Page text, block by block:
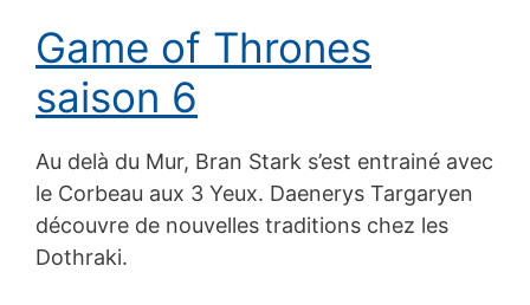
Game of Thrones
saison 6
Au delà du Mur, Bran Stark s’est entrainé avec
le Corbeau aux 3 Yeux. Daenerys Targaryen
découvre de nouvelles traditions chez les
Dothraki.